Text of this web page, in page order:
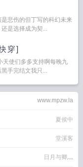
悲伤的但丁写的科幻未来
是选择成为契...
穿]
天使们多多支持啊每晚九
手完结文我只...
www.mpzw.la
夏侯中
堂溪客
日月与卿灬